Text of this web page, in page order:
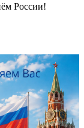
России!